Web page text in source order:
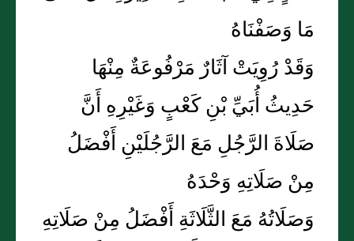
مَا وَصَفْنَاهُ
وَقَدْ رُوِيَتْ آثَارٌ مَرْفُوعَةٌ مِنْهَا
حَدِيثُ أُبَيِّ بْنِ كَعْبٍ وَغَيْرِهِ أَنَّ
صَلَاةَ الرَّجُلِ مَعَ الرَّجُلَيْنِ أَفْضَلُ
مِنْ صَلَاتِهِ وَحْدَهُ
وَصَلَاتُهُ مَعَ الثَّلَاثَةِ أَفْضَلُ مِنْ صَلَاتِهِ